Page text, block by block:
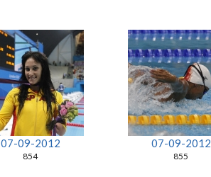
07-09-2012
854
07-09-2012
855